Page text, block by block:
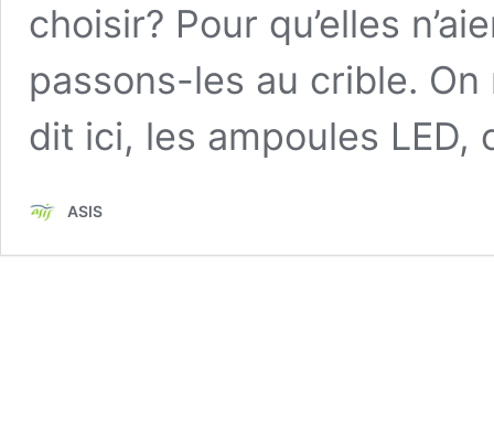
choisir? Pour qu’elles
passons-les au crible. On
dit ici, les ampoules LED,
ASIS